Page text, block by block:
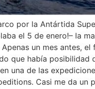
por la Antártida
el 5 de enero!– la
Apenas un mes antes,
que había posibilidad
una de las
Casi me da un